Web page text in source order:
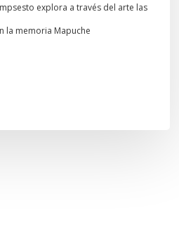
explora a través del arte las
la memoria Mapuche